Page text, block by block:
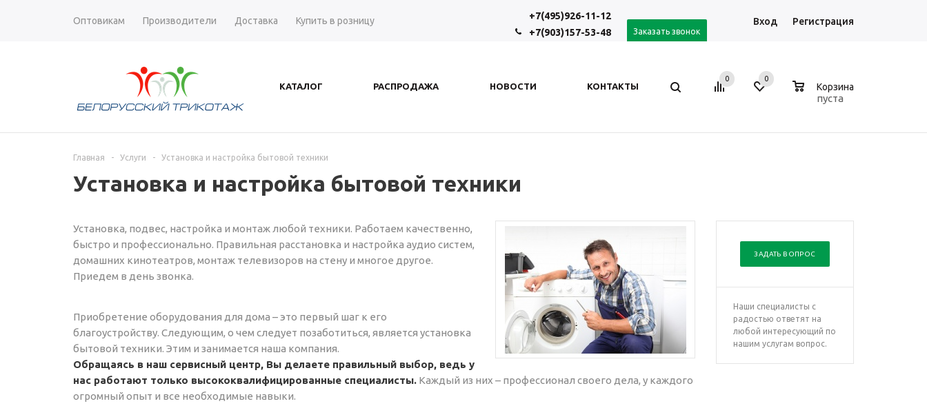
Оптовикам Производители Доставка Купить в розницу
+7(495)926-11-12
+7(903)157-53-48
Заказать звонок
Вход Регистрация
КАТАЛОГ РАСПРОДАЖА НОВОСТИ КОНТАКТЫ
0 0
Корзина
пуста
Главная - Услуги - Установка и настройка бытовой техники
Установка и настройка бытовой техники
ЗАДАТЬ ВОПРОС
Наши специалисты с
радостью ответят на
любой интересующий по
нашим услугам вопрос.
Установка, подвес, настройка и монтаж любой техники. Работаем качественно,
быстро и профессионально. Правильная расстановка и настройка аудио систем,
домашних кинотеатров, монтаж телевизоров на стену и многое другое.
Приедем в день звонка.
Приобретение оборудования для дома – это первый шаг к его
благоустройству. Следующим, о чем следует позаботиться, является установка
бытовой техники. Этим и занимается наша компания.
Обращаясь в наш сервисный центр, Вы делаете правильный выбор, ведь у
нас работают только высококвалифицированные специалисты. Каждый из них – профессионал своего дела, у каждого
огромный опыт и все необходимые навыки.